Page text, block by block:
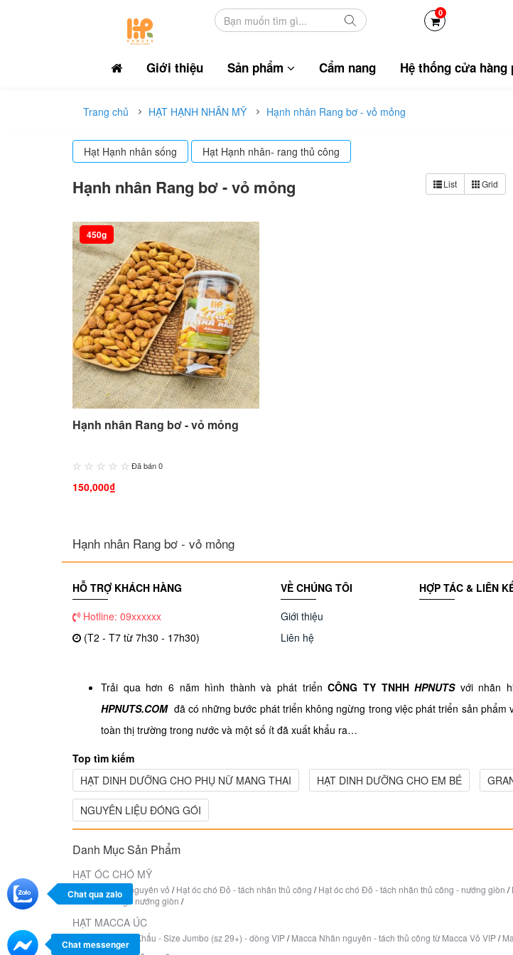
0
Giới thiệu Sản phẩm Cẩm nang Hệ thống cửa hàng
Trang chủ HẠT HẠNH NHÂN MỸ Hạnh nhân Rang bơ - vỏ mỏng
Hạt Hạnh nhân sống Hạt Hạnh nhân- rang thủ công
Hạnh nhân Rang bơ - vỏ mỏng List Grid
450g
Hạnh nhân Rang bơ - vỏ mỏng
Đã bán 0
150,000₫
Hạnh nhân Rang bơ - vỏ mỏng
HỖ TRỢ KHÁCH HÀNG
Hotline: 09xxxxxx
(T2 - T7 từ 7h30 - 17h30)
VỀ CHÚNG TÔI
Giới thiệu
Liên hệ
HỢP TÁC & LIÊN
Trải qua hơn 6 năm hình thành và phát triểnCÔNG TY TNHHHPNUTSvới nhãn
HPNUTS.COMđã có những bước phát triển không ngừng trong việc phát triển sản phẩm
toàn thị trường trong nước và một số ít đã xuất khẩu ra…
Top tìm kiếm
HẠT DINH DƯỠNG CHO PHỤ NỮ MANG THAI
HẠT DINH DƯỠNG CHO EM BÉ
NGUYÊN LIỆU ĐÓNG GÓI
Danh Mục Sản Phẩm
HẠT ÓC CHÓ MỸ
Hạt óc chó Đỏ nguyên vỏ /Hạt óc chó Đỏ - tách nhân thủ công /Hạt óc chó Đỏ - tách nhân thủ công - nướng giòn /
nhân thủ công - nướng giòn /
HẠT MACCA ÚC
Hạt Macca Xuất Khẩu - Size Jumbo (sz 29+) - dòng VIP/Macca Nhân nguyên - tách thủ công từ Macca Vỏ VIP/
Chat qua zalo
Chat messenger